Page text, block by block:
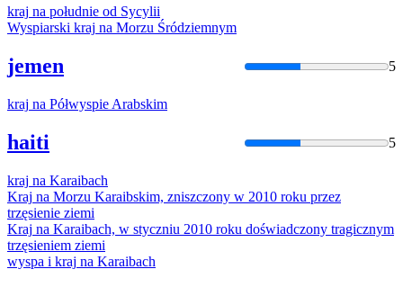
kraj na południe od Sycylii
Wyspiarski kraj na Morzu Śródziemnym
jemen 5
kraj na Półwyspie Arabskim
haiti 5
kraj na Karaibach
Kraj na Morzu Karaibskim, zniszczony w 2010 roku przez
trzęsienie ziemi
Kraj na Karaibach, w styczniu 2010 roku doświadczony tragicznym
trzęsieniem ziemi
wyspa i kraj na Karaibach